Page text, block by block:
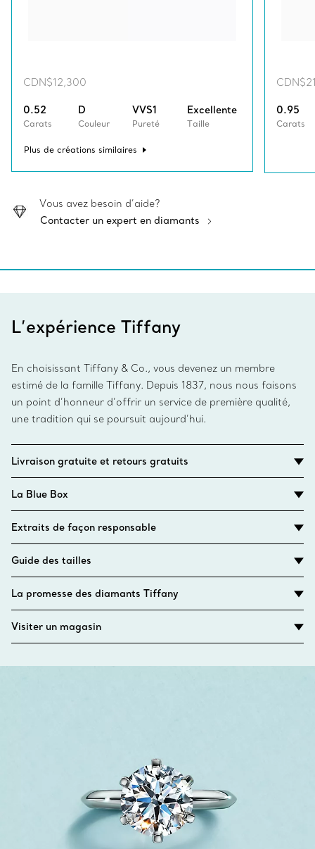
CDN$12,300
0.52
Carats
D
Couleur
VVS1
Pureté
Excellente
Taille
Plus de créations similaires
0.95
Carats
Vous avez besoin d’aide?
Contacter un expert en diamants
L’expérience Tiffany
En choisissant Tiffany & Co., vous devenez un membre
estimé de la famille Tiffany. Depuis 1837, nous nous faisons
un point d’honneur d’offrir un service de première qualité,
une tradition qui se poursuit aujourd’hui.
Livraison gratuite et retours gratuits
La Blue Box
Extraits de façon responsable
Guide des tailles
La promesse des diamants Tiffany
Visiter un magasin